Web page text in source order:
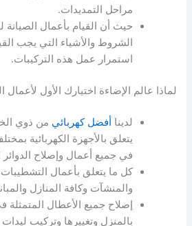
مراحل التمديدات.
حيث أن القيام بأعمال الصيانة
الشروط والأشياء التي يجب
استمرار عمل هذه التركيبات.
لماذا عالم الإضاءة اختيارك الأول لأعمال
لدينا أفضل كهربائي من ذوي
يتعلق بالأجهزة الكهربائية
في جميع أعمال وإصلاح الدوائر
كل ما يتعلق بأعمال التشطيبات
والمنشآت وكافة المنازل
إصلاح جميع الأعطال المتمثلة
بالمنزل وتغييرها وتركيب